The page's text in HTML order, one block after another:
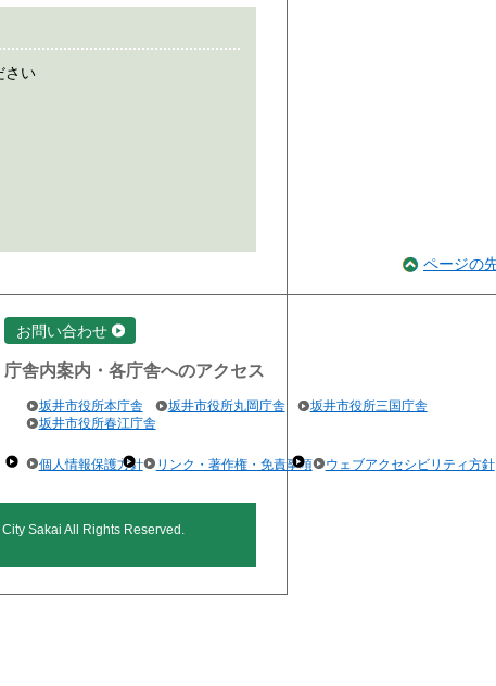
さい
ページの
お問い合わせ
庁舎内案内・各庁舎へのアクセス
坂井市役所本庁舎 坂井市役所丸岡庁舎
坂井市役所三国庁舎
坂井市役所春江庁舎
個人情報保護方針 リンク・著作権・免責事項 ウェブアクセシビリティ方針
Sakai All Rights Reserved.